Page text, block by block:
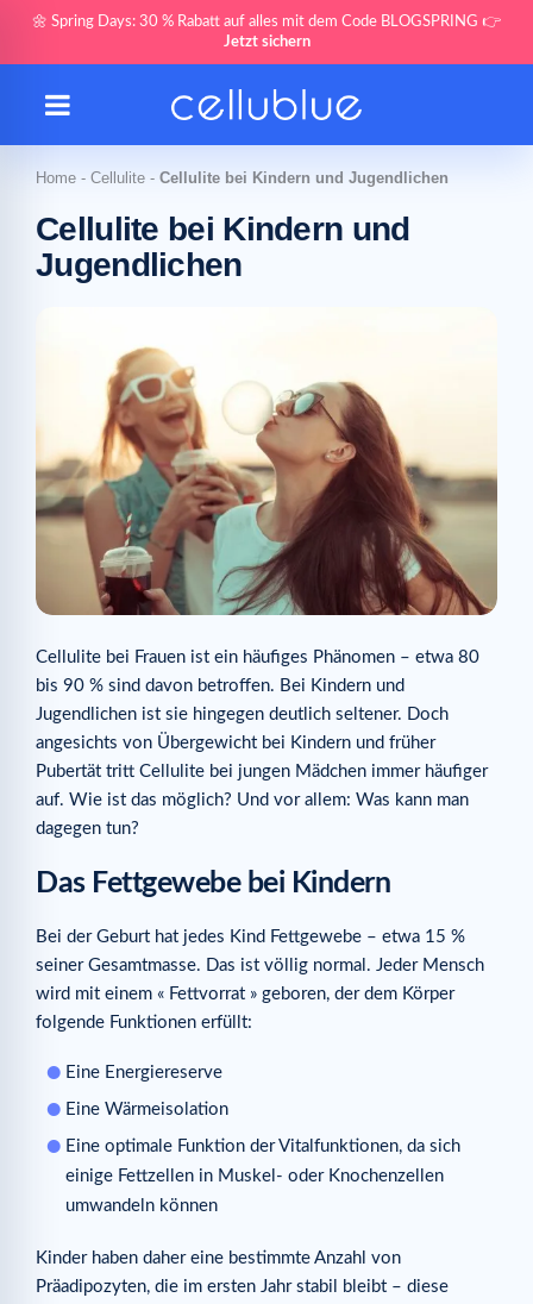
🌼 Spring Days: 30 % Rabatt auf alles mit dem Code BLOGSPRING 👉
Jetzt sichern
Home - Cellulite - Cellulite bei Kindern und Jugendlichen
Cellulite bei Kindern und
Jugendlichen
Cellulite bei Frauen ist ein häufiges Phänomen – etwa 80
bis 90 % sind davon betroffen. Bei Kindern und
Jugendlichen ist sie hingegen deutlich seltener. Doch
angesichts von Übergewicht bei Kindern und früher
Pubertät tritt Cellulite bei jungen Mädchen immer häufiger
auf. Wie ist das möglich? Und vor allem: Was kann man
dagegen tun?
Das Fettgewebe bei Kindern
Bei der Geburt hat jedes Kind Fettgewebe – etwa 15 %
seiner Gesamtmasse. Das ist völlig normal. Jeder Mensch
wird mit einem « Fettvorrat » geboren, der dem Körper
folgende Funktionen erfüllt:
Eine Energiereserve
Eine Wärmeisolation
Eine optimale Funktion der Vitalfunktionen, da sich
einige Fettzellen in Muskel- oder Knochenzellen
umwandeln können
Kinder haben daher eine bestimmte Anzahl von
Präadipozyten, die im ersten Jahr stabil bleibt – diese